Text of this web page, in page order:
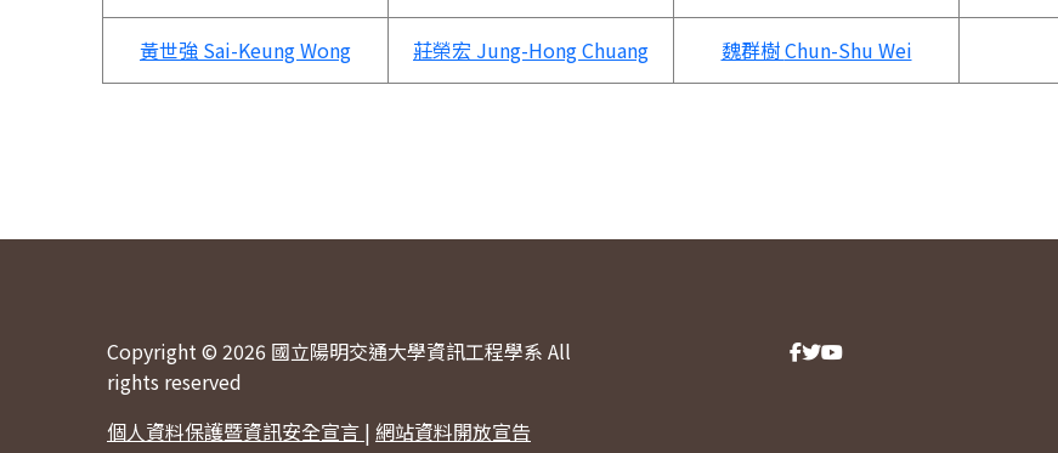
黃世強 Sai-Keung Wong 莊榮宏 Jung-Hong Chuang 魏群樹Chun-Shu Wei
Copyright © 2026 國立陽明交通大學資訊工程學系 All
rights reserved
個人資料保護暨資訊安全宣言 | 網站資料開放宣告